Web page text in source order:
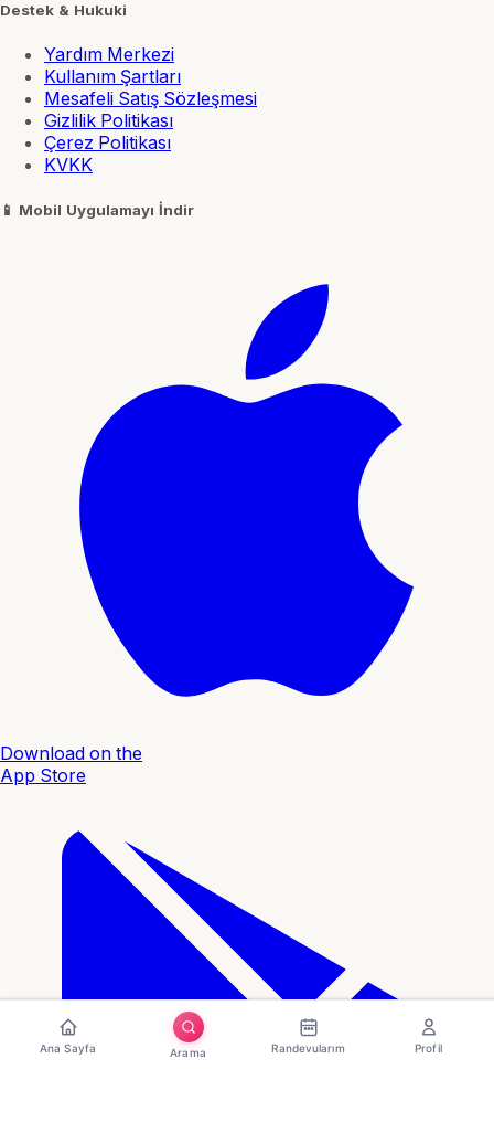
Destek & Hukuki
Yardım Merkezi
Kullanım Şartları
Mesafeli Satış Sözleşmesi
Gizlilik Politikası
Çerez Politikası
KVKK
📱 Mobil Uygulamayı İndir
Download on the
App Store
Ana Sayfa Arama Randevularım Profil